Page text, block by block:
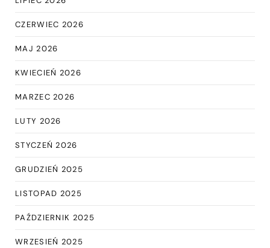
CZERWIEC 2026
MAJ 2026
KWIECIEŃ 2026
MARZEC 2026
LUTY 2026
STYCZEŃ 2026
GRUDZIEŃ 2025
LISTOPAD 2025
PAŹDZIERNIK 2025
WRZESIEŃ 2025